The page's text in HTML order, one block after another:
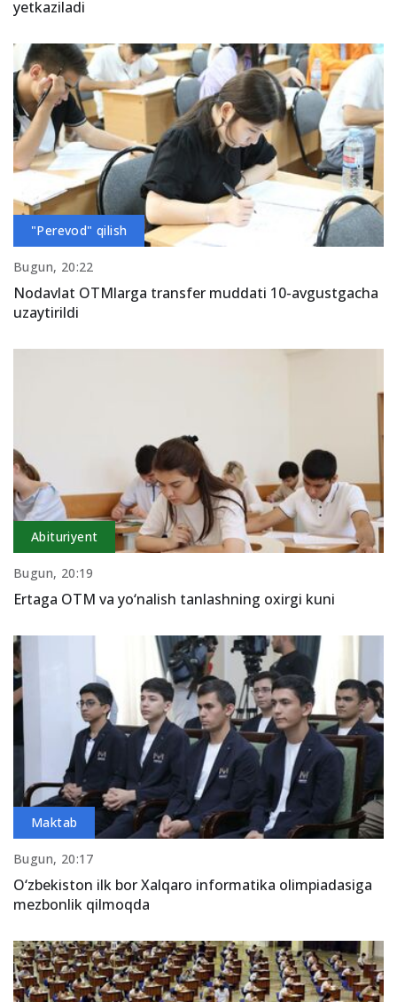
yetkaziladi
"Perevod" qilish
Bugun, 20:22
Nodavlat OTMlarga transfer muddati 10-avgustgacha
uzaytirildi
Abituriyent
Bugun, 20:19
Ertaga OTM va yo‘nalish tanlashning oxirgi kuni
Maktab
Bugun, 20:17
O‘zbekiston ilk bor Xalqaro informatika olimpiadasiga
mezbonlik qilmoqda